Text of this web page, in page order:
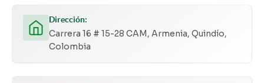
Dirección:
Carrera 16 # 15-28 CAM, Armenia, Quindío,
Colombia